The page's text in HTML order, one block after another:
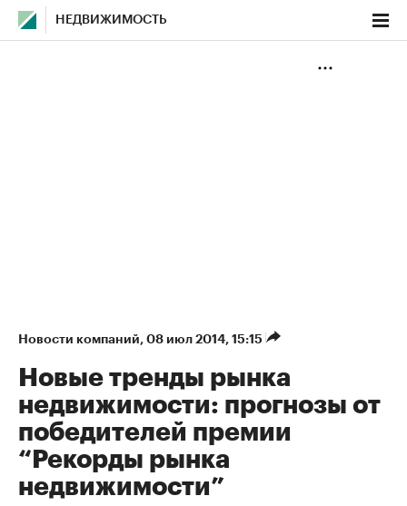
НЕДВИЖИМОСТЬ
Новости компаний⁠, 08 июл 2014, 15:15
Новые тренды рынка
недвижимости: прогнозы от
победителей премии
“Рекорды рынка
недвижимости”